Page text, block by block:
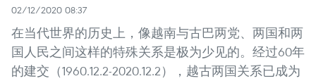
02/12/2020 08:37
在当代世界的历史上，像越南与古巴两党、两国和两
国人民之间这样的特殊关系是极为少见的。经过60年
的建交（1960.12.2-2020.12.2），越古两国关系已成为